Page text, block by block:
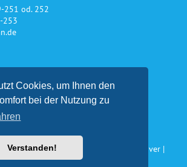
Cookies, um Ihnen den
bei der Nutzung zu
Verstanden!
251 od. 252
253
freundliche
Förderung
Impuls Werbeagentur, Hannover |
impuls.de